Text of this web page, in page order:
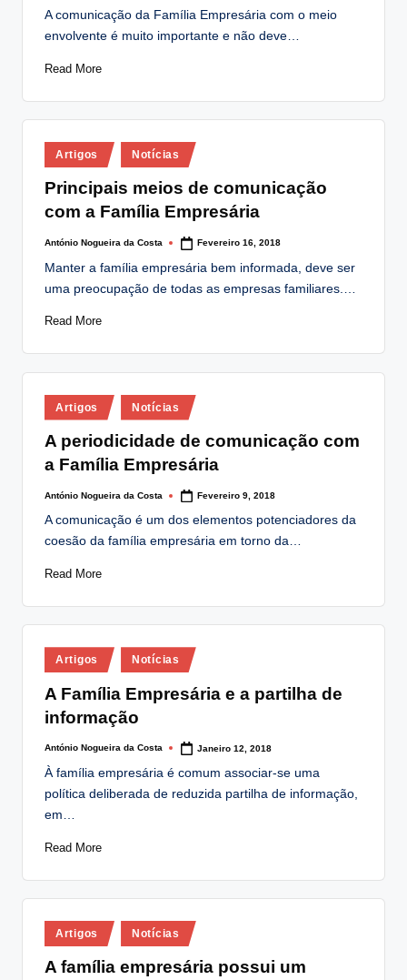
A comunicação da Família Empresária com o meio
envolvente é muito importante e não deve…
Read More
Posted
in
Artigos Notícias
Principais meios de comunicação
com a Família Empresária
Posted
António Nogueira da Costa Fevereiro 16, 2018
Manter a família empresária bem informada, deve ser
uma preocupação de todas as empresas familiares.…
Read More
Posted
in
Artigos Notícias
A periodicidade de comunicação com
a Família Empresária
Posted
António Nogueira da Costa Fevereiro 9, 2018
A comunicação é um dos elementos potenciadores da
coesão da família empresária em torno da…
Read More
Posted
in
Artigos Notícias
A Família Empresária e a partilha de
informação
Posted
António Nogueira da Costa Janeiro 12, 2018
À família empresária é comum associar-se uma
política deliberada de reduzida partilha de informação,
em…
Read More
Posted
in
Artigos Notícias
A família empresária possui um